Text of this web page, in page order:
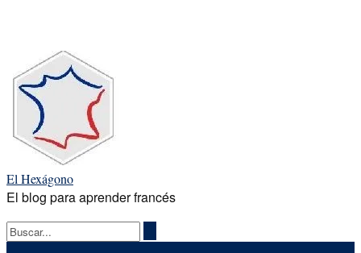
contenido
El Hexágono
El blog para aprender francés